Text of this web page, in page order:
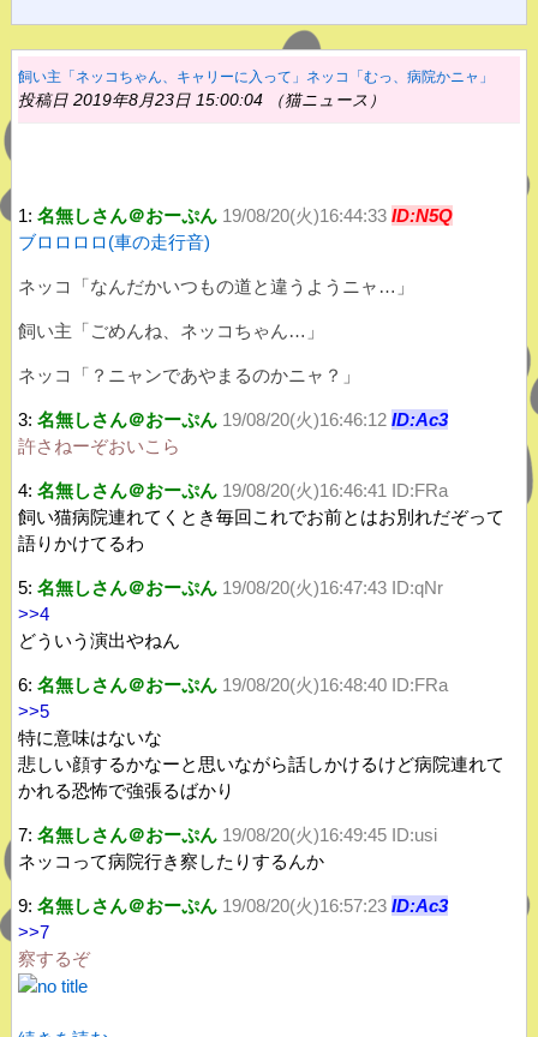
飼い主「ネッコちゃん、キャリーに入って」ネッコ「むっ、病院かニャ」
投稿日 2019年8月23日 15:00:04 （猫ニュース）
1: 名無しさん＠おーぷん 19/08/20(火)16:44:33 ID:N5Q
ブロロロロ(車の走行音)
ネッコ「なんだかいつもの道と違うようニャ…」
飼い主「ごめんね、ネッコちゃん…」
ネッコ「？ニャンであやまるのかニャ？」
3: 名無しさん＠おーぷん 19/08/20(火)16:46:12 ID:Ac3
許さねーぞおいこら
4: 名無しさん＠おーぷん 19/08/20(火)16:46:41 ID:FRa
飼い猫病院連れてくとき毎回これでお前とはお別れだぞって
語りかけてるわ
5: 名無しさん＠おーぷん 19/08/20(火)16:47:43 ID:qNr
>>4
どういう演出やねん
6: 名無しさん＠おーぷん 19/08/20(火)16:48:40 ID:FRa
>>5
特に意味はないな
悲しい顔するかなーと思いながら話しかけるけど病院連れて
かれる恐怖で強張るばかり
7: 名無しさん＠おーぷん 19/08/20(火)16:49:45 ID:usi
ネッコって病院行き察したりするんか
9: 名無しさん＠おーぷん 19/08/20(火)16:57:23 ID:Ac3
>>7
察するぞ